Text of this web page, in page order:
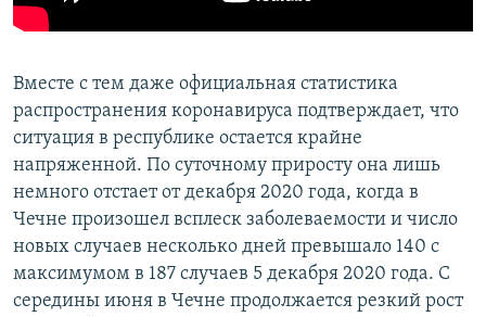
Вместе с тем даже официальная статистика
распространения коронавируса подтверждает, что
ситуация в республике остается крайне
напряженной. По суточному приросту она лишь
немного отстает от декабря 2020 года, когда в
Чечне произошел всплеск заболеваемости и число
новых случаев несколько дней превышало 140 с
максимумом в 187 случаев 5 декабря 2020 года. С
середины июня в Чечне продолжается резкий рост